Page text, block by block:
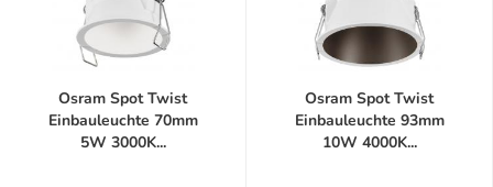
Osram Spot Twist
Einbauleuchte 70mm
5W 3000K...
Osram Spot Twist
Einbauleuchte 93mm
10W 4000K...